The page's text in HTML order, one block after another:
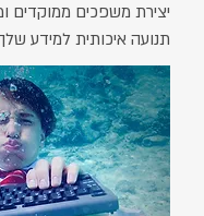
יצירת משפכים ממוקדים
תנועה איכותית למידע